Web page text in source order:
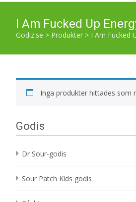
I Am Fucked Up
Godiz.se > Produkter > I Am Fucked
Inga produkter hittades som
Godis
Dr Sour-godis
Sour Patch Kids godis